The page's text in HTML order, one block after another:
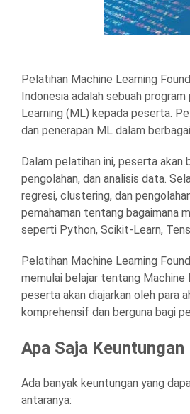
Pelatihan Machine Learning
Indonesia adalah sebuah
Learning (ML) kepada peserta.
dan penerapan ML dalam
Dalam pelatihan ini, peserta
pengolahan, dan analisis data.
regresi, clustering, dan
pemahaman tentang bagaimana
seperti Python, Scikit-Learn,
Pelatihan Machine Learning
memulai belajar tentang Machine
peserta akan diajarkan oleh para
komprehensif dan berguna bagi
Apa Saja
Ada banyak keuntungan yang
antaranya: